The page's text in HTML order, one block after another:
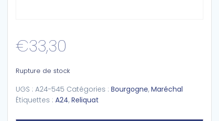
€33,30
Rupture de stock
UGS : A24-545 Catégories : Bourgogne, Maréchal
Étiquettes : A24, Reliquat